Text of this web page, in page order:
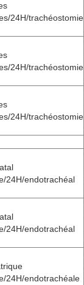
24H/trachéostomie
24H/trachéostomie
24H/trachéostomie
24H/endotrachéal
24H/endotrachéal
24H/endotrachéale